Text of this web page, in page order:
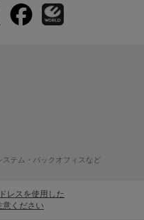
テム・バックオフィスなど
レスを使用した
意ください